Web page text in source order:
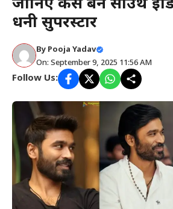
जानिए कैसे बने साउथ
धनी सुपरस्टार
By Pooja Yadav
On: September 9, 2025 11:56 AM
Follow Us: